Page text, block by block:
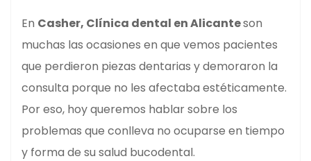
En Casher, Clínica dental en Alicanteson
muchas las ocasiones en que vemos pacientes
que perdieron piezas dentarias y demoraron la
consulta porque no les afectaba estéticamente.
Por eso, hoy queremos hablar sobre los
problemas que conlleva no ocuparse en tiempo
y forma de su salud bucodental.